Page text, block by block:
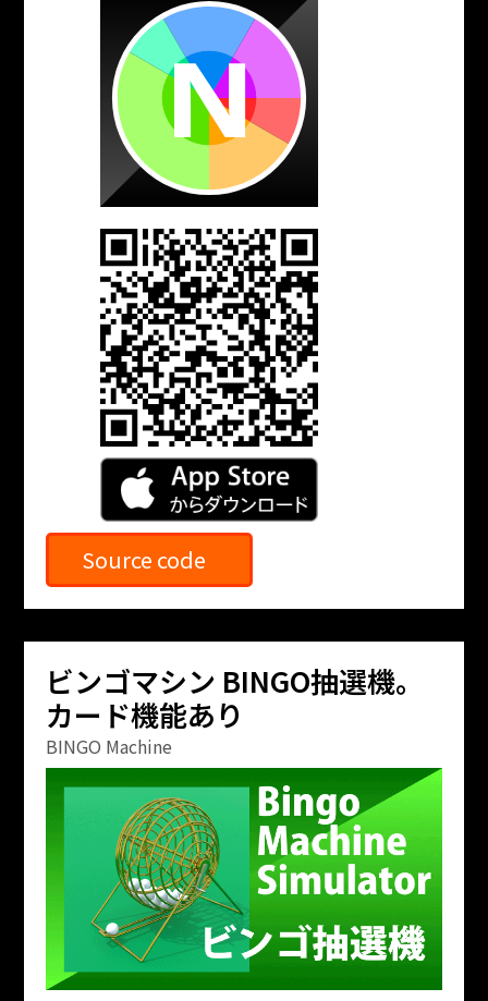
Source code
ビンゴマシン BINGO抽選機。
カード機能あり
BINGO Machine